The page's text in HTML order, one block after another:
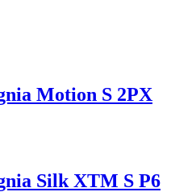
Motion S 2PX
Silk XTM S P6